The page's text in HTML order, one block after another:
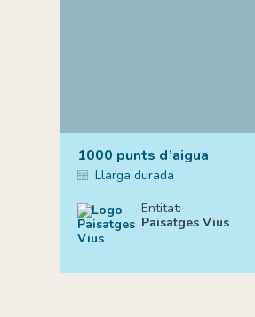
1000 punts d’aigua
Llarga durada
Entitat:
Paisatges Vius